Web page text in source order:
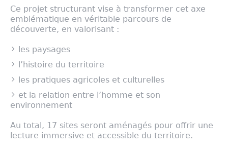
Ce projet structurant vise à transformer cet axe
emblématique en véritable parcours de
découverte, en valorisant :
les paysages
l’histoire du territoire
les pratiques agricoles et culturelles
et la relation entre l’homme et son
environnement
Au total, 17 sites seront aménagés pour offrir une
lecture immersive et accessible du territoire.